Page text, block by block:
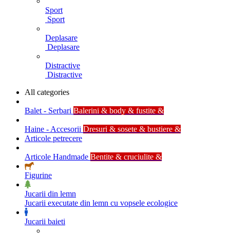
Sport
Sport
Deplasare
Deplasare
Distractive
Distractive
All categories
Balet - Serbari Balerini & body & fustite &
Haine - Accesorii Dresuri & sosete & bustiere &
Articole petrecere
Articole Handmade Bentite & cruciulite &
Figurine
Jucarii din lemn
Jucarii executate din lemn cu vopsele ecologice
Jucarii baieti